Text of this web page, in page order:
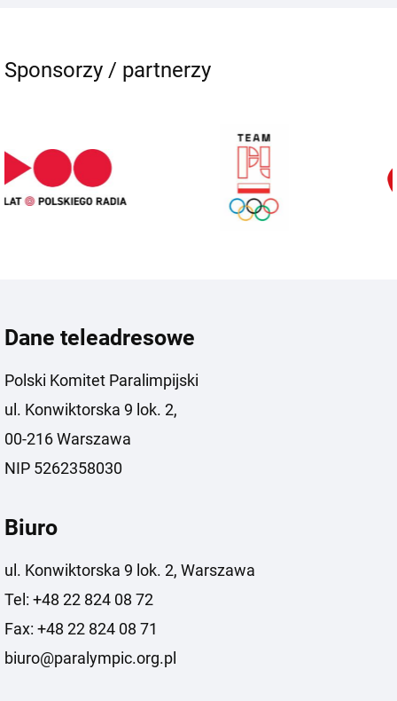
Sponsorzy / partnerzy
Dane teleadresowe
Polski Komitet Paralimpijski
ul. Konwiktorska 9 lok. 2,
00-216 Warszawa
NIP 5262358030
Biuro
ul. Konwiktorska 9 lok. 2, Warszawa
Tel: +48 22 824 08 72
Fax: +48 22 824 08 71
biuro@paralympic.org.pl